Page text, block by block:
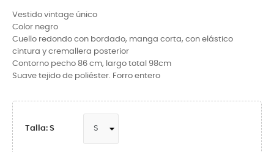
Vestido vintage único
Color negro
Cuello redondo con bordado, manga corta, con elástico
cintura y cremallera posterior
Contorno pecho 86 cm, largo total 98cm
Suave tejido de poliéster. Forro entero
Talla: S